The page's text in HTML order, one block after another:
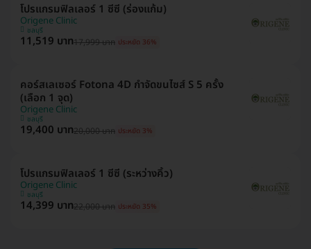
โปรแกรมฟิลเลอร์ 1 ซีซี (ร่องแก้ม)
Origene Clinic
ชลบุรี
11,519 บาท17,999 บาท ประหยัด 36%
คอร์สเลเซอร์ Fotona 4D กำจัดขนไซส์ S 5 ครั้ง
(เลือก 1 จุด)
Origene Clinic
ชลบุรี
19,400 บาท20,000 บาท ประหยัด 3%
โปรแกรมฟิลเลอร์ 1 ซีซี (ระหว่างคิ้ว)
Origene Clinic
ชลบุรี
14,399 บาท22,000 บาท ประหยัด 35%